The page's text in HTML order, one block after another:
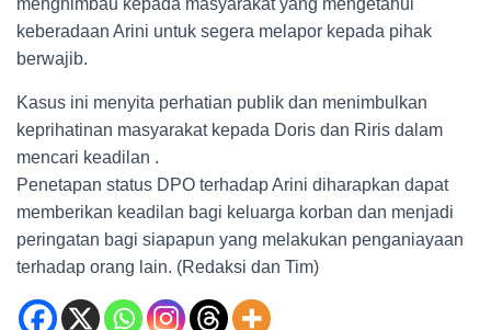
menghimbau kepada masyarakat yang mengetahui
keberadaan Arini untuk segera melapor kepada pihak
berwajib.
Kasus ini menyita perhatian publik dan menimbulkan
keprihatinan masyarakat kepada Doris dan Riris dalam
mencari keadilan .
Penetapan status DPO terhadap Arini diharapkan dapat
memberikan keadilan bagi keluarga korban dan menjadi
peringatan bagi siapapun yang melakukan penganiayaan
terhadap orang lain. (Redaksi dan Tim)